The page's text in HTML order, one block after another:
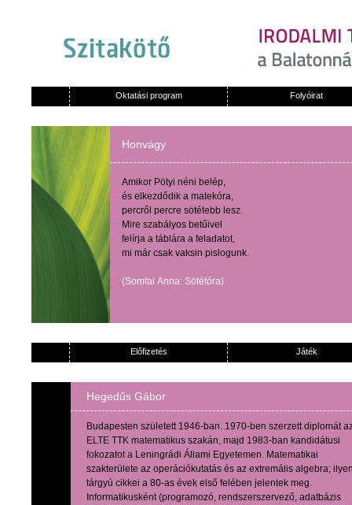
Oktatási program Folyóirat
Honvágy
Amikor Pötyi néni belép,
és elkezdődik a matekóra,
percről percre sötétebb lesz.
Mire szabályos betűivel
felírja a táblára a feladatot,
mi már csak vaksin pislogunk.
(Somfai Anna: Sötétóra)
Előfizetés Játék
Hegedűs Gábor
Budapesten született 1946-ban. 1970-ben szerzett diplomát
ELTE TTK matematikus szakán, majd 1983-ban kandidátusi
fokozatot a Leningrádi Állami Egyetemen. Matematikai
szakterülete az operációkutatás és az extremális algebra;
tárgyú cikkei a 80-as évek első felében jelentek meg.
Informatikusként (programozó, rendszerszervező, adatbázis